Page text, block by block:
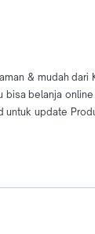
& mudah
belanja
update